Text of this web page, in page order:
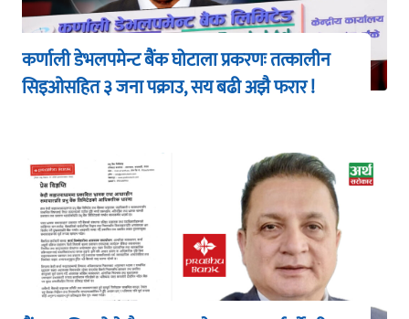
कर्णाली डेभलपमेन्ट बैंक घोटाला प्रकरणः तत्कालीन
सिइओसहित ३ जना पक्राउ, सय बढी अझै फरार !